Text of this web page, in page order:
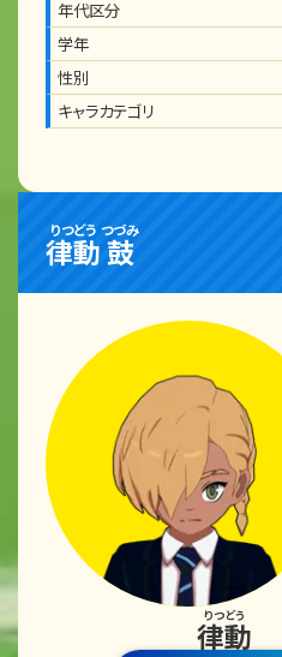
年代区分
学年
性別
キャラカテゴリ
律動
りつどう
鼓
つづみ
律動
りつどう